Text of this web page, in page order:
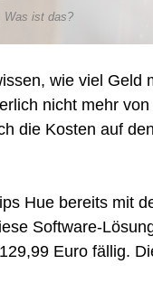
Was ist das?
wie viel
nicht mehr
die Kosten auf
Hue bereits mit
Software-
Euro fällig.